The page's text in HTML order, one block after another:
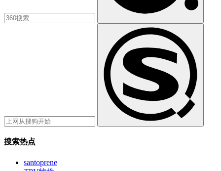
搜索热点
santoprene